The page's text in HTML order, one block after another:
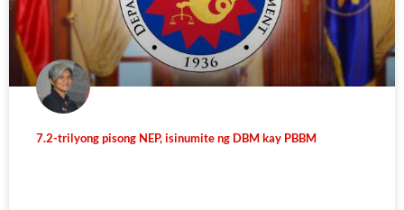
7.2-trilyong pisong NEP, isinumite ng DBM kay PBBM